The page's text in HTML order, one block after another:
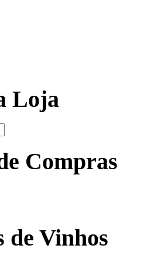
Loja
Compras
de Vinhos